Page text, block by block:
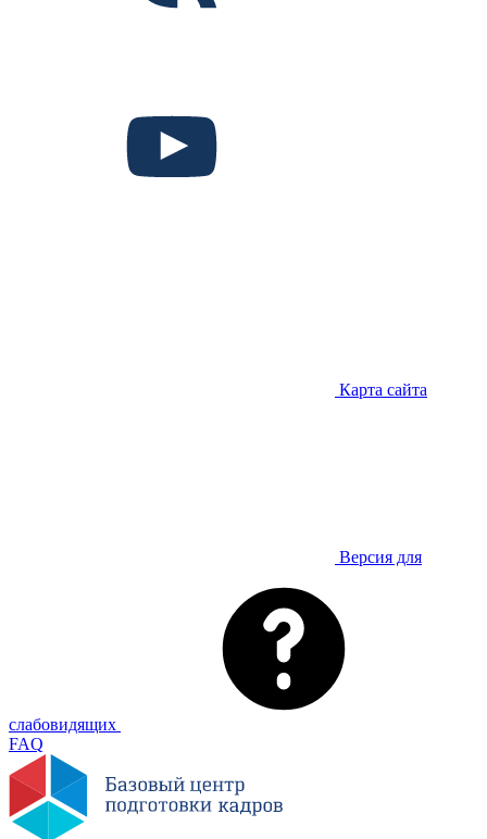
Карта сайта
Версия для
слабовидящих
FAQ